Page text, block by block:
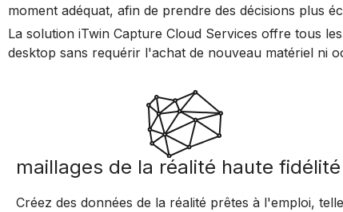
moment adéquat, afin de prendre des décisions plus
La solution iTwin Capture Cloud Services offre tous
desktop sans requérir l'achat de nouveau matériel ni
maillages de la réalité haute fidélité
Créez des données de la réalité prêtes à l'emploi,